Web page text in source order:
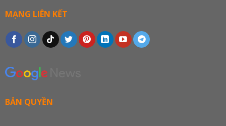
MẠNG LIÊN KẾT
BẢN QUYỀN